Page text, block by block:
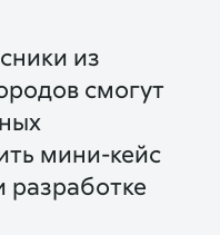
из
смогут
мини-кейс
разработке